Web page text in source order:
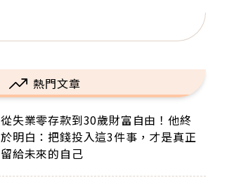
熱門文章
從失業零存款到30歲財富自由！他終
於明白：把錢投入這3件事，才是真正
留給未來的自己